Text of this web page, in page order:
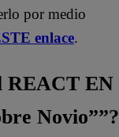
por medio
enlace.
REACT EN
Novio””?